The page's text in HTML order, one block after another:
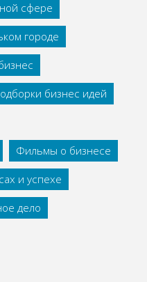
сфере
городе
бизнес идей
Фильмы о бизнесе
и успехе
дело